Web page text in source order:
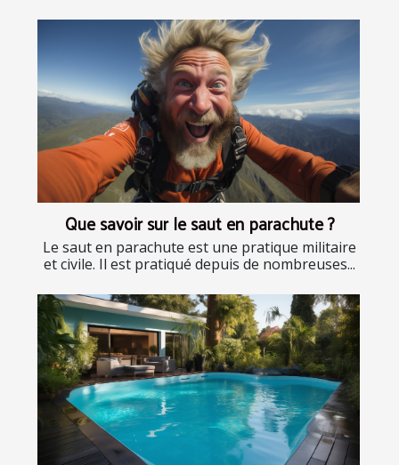
Que savoir sur le saut en parachute ?
Le saut en parachute est une pratique militaire
et civile. Il est pratiqué depuis de nombreuses...